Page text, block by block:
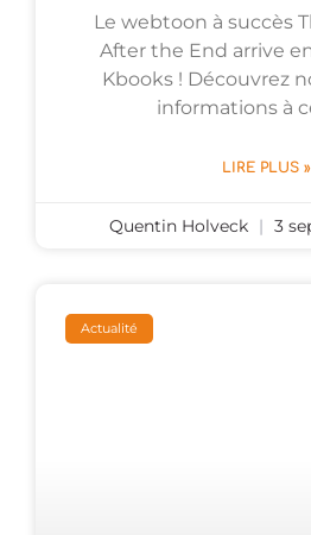
Le webtoon à succès
After the End arrive
Kbooks ! Découvrez
informations à
LIRE PLUS »
Quentin Holveck 3
Actualité